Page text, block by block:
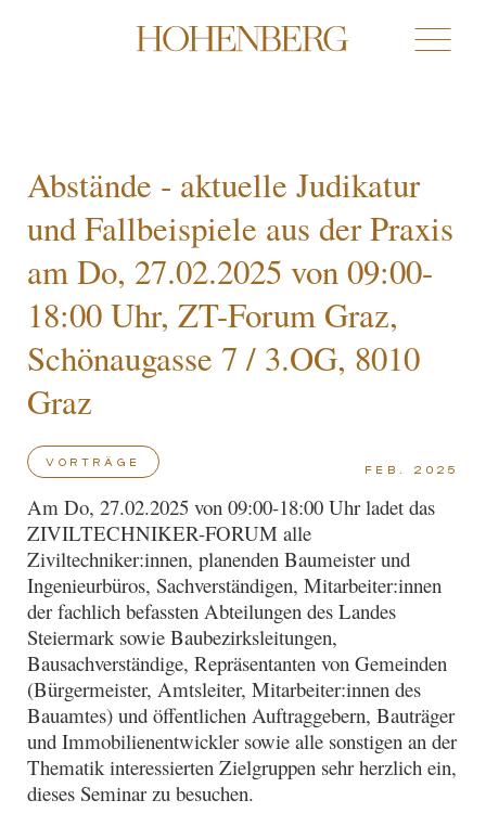
Abstände ‑ aktuelle Judikatur
und Fallbeispiele aus der Praxis
am Do, 27.02.2025 von 09:00-
18:00 Uhr, ZT-Forum Graz,
Schönaugasse 7 / 3.OG, 8010
Graz
VORTRÄGE
Feb. 2025
Am Do, 27.02.2025 von 09:00-18:00 Uhr ladet das
ZIVILTECHNIKER-FORUM alle
Ziviltechniker:innen, planenden Baumeister und
Ingenieurbüros, Sachverständigen, Mitarbeiter:innen
der fachlich befassten Abteilungen des Landes
Steiermark sowie Baubezirksleitungen,
Bausachverständige, Repräsentanten von Gemeinden
(Bürgermeister, Amtsleiter, Mitarbeiter:innen des
Bauamtes) und öffentlichen Auftraggebern, Bauträger
und Immobilienentwickler sowie alle sonstigen an der
Thematik interessierten Zielgruppen sehr herzlich ein,
dieses Seminar zu besuchen.